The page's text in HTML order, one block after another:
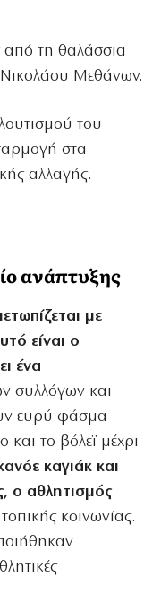
τη θαλάσσια
Μεθάνων.
του
στα
αλλαγής.
ανάπτυξης
με
είναι ο
ένα
συλλόγων και
ευρύ φάσμα
το βόλεϊ μέχρι
καγιάκ και
ο αθλητισμός
κοινωνίας.